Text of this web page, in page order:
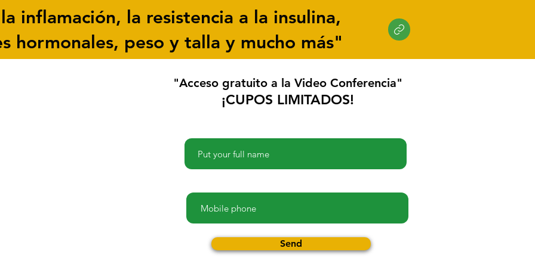
inflamación, la resistencia a la insulina,
hormonales, peso y talla y mucho más"
"Acceso gratuito a la Video Conferencia"
¡CUPOS LIMITADOS!
Send